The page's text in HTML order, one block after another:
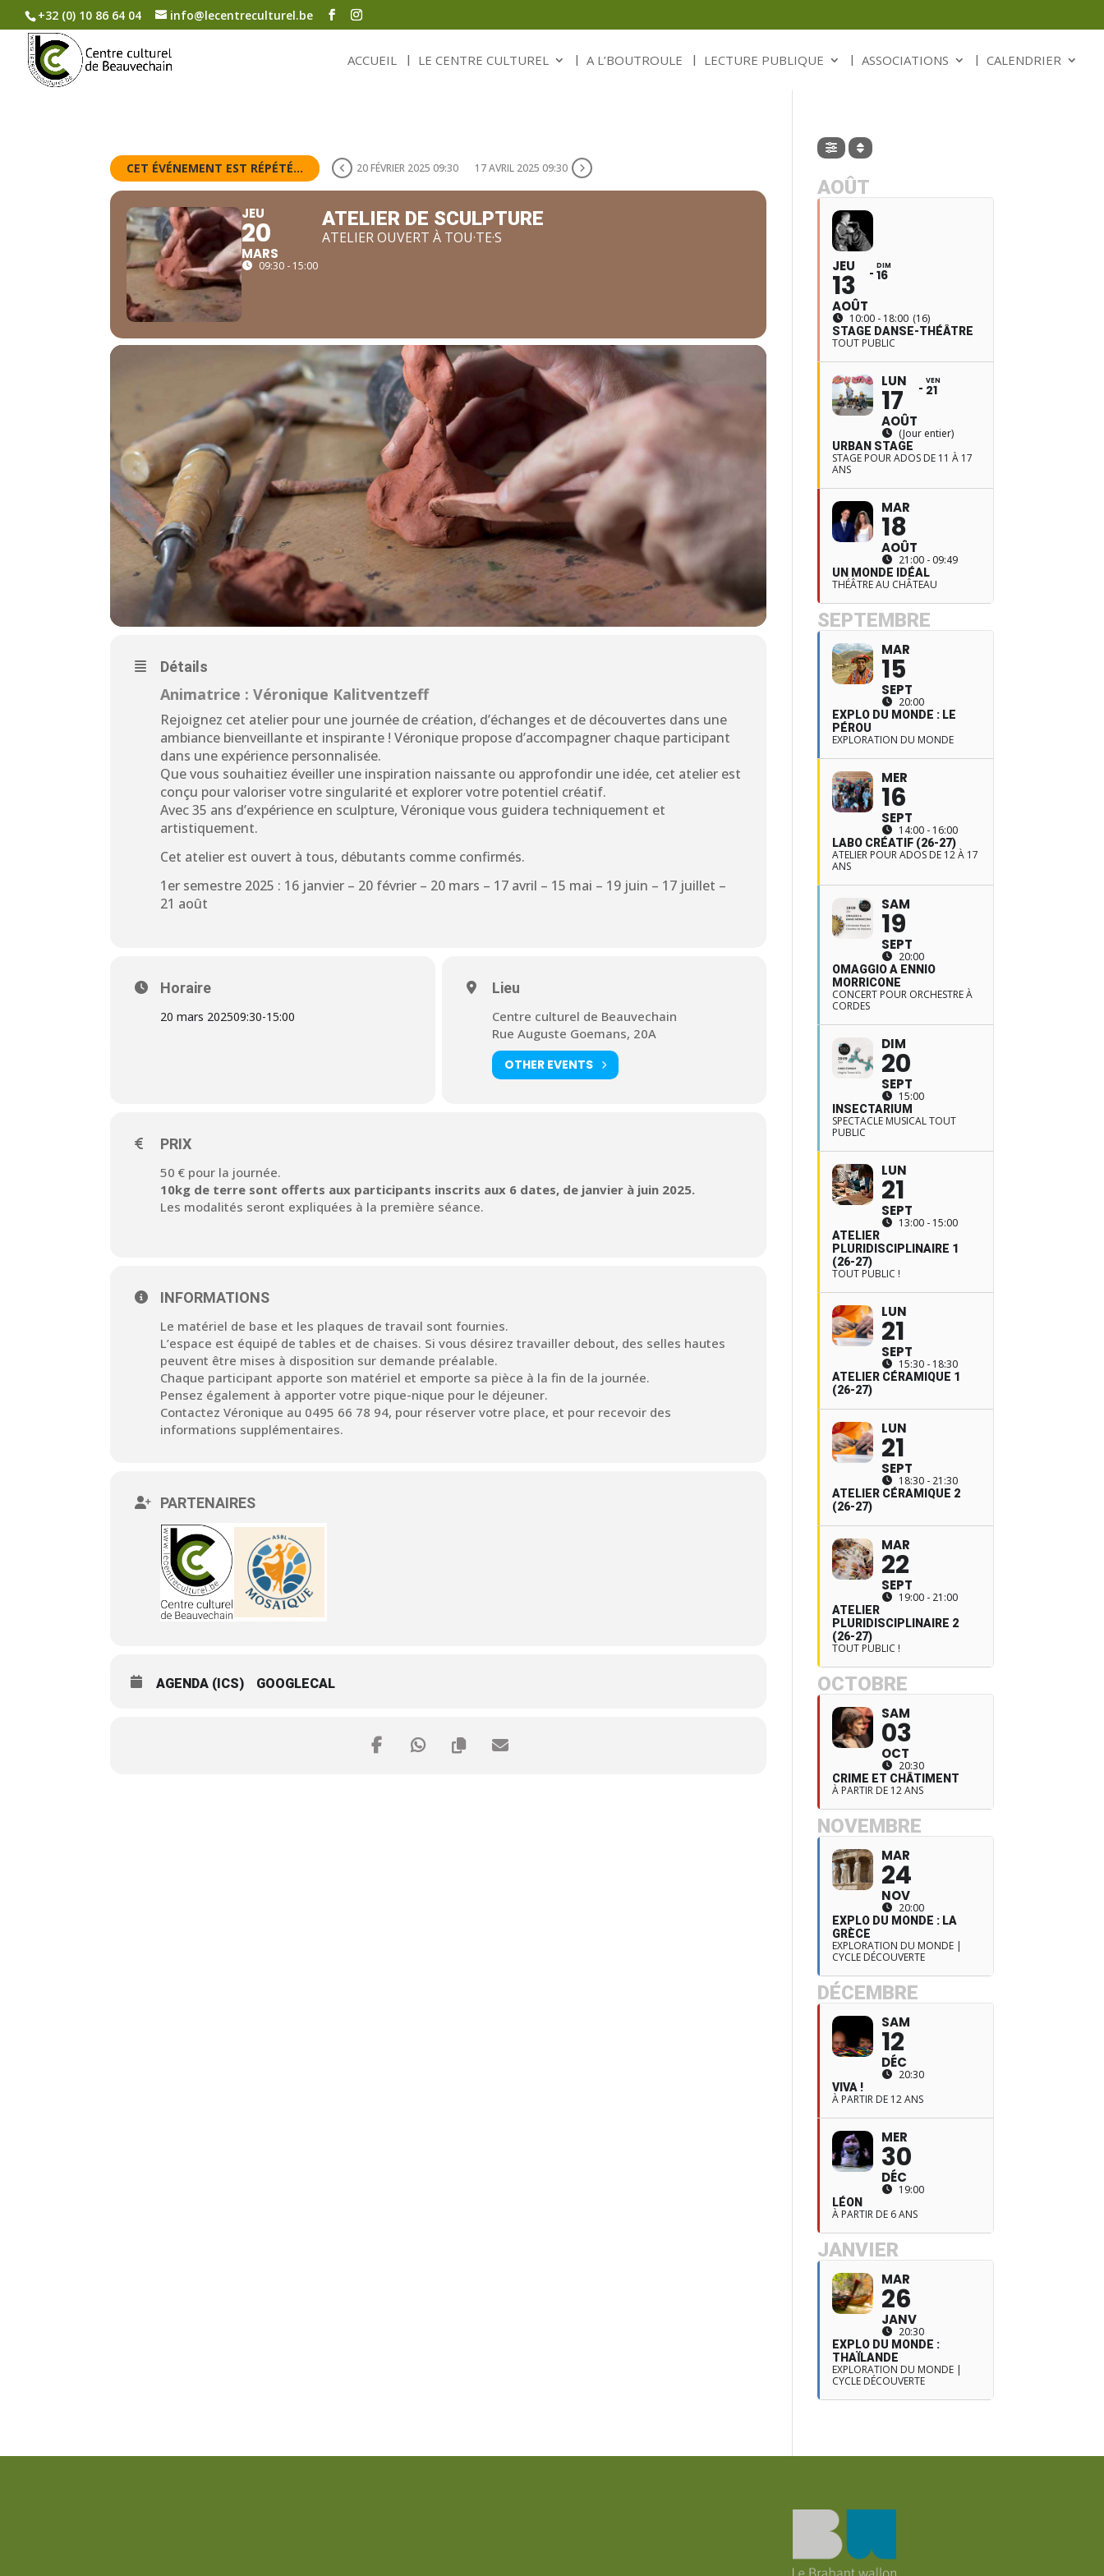
+32 (0) 10 86 64 04 info@lecentreculturel.be
ACCUEIL LE CENTRE CULTUREL A L’BOUTROULE LECTURE PUBLIQUE ASSOCIATIONS CALENDRIER
CET ÉVÉNEMENT EST RÉPÉTÉ... 20 FÉVRIER 2025 09:30 17 AVRIL 2025 09:30
JEU
20
MARS
09:30 - 15:00
ATELIER DE SCULPTURE
ATELIER OUVERT À TOU·TE·S
Détails
Animatrice : Véronique Kalitventzeff
Rejoignez cet atelier pour une journée de création, d’échanges et de découvertes dans une
ambiance bienveillante et inspirante ! Véronique propose d’accompagner chaque participant
dans une expérience personnalisée.
Que vous souhaitiez éveiller une inspiration naissante ou approfondir une idée, cet atelier est
conçu pour valoriser votre singularité et explorer votre potentiel créatif.
Avec 35 ans d’expérience en sculpture, Véronique vous guidera techniquement et
artistiquement.
Cet atelier est ouvert à tous, débutants comme confirmés.
1er semestre 2025 : 16 janvier – 20 février – 20 mars – 17 avril – 15 mai – 19 juin – 17 juillet –
21 août
Horaire
20 mars 202509:30-15:00
Lieu
Centre culturel de Beauvechain
Rue Auguste Goemans, 20A
OTHER EVENTS
PRIX
50 € pour la journée.
10kg de terre sont offerts aux participants inscrits aux 6 dates, de janvier à juin 2025.
Les modalités seront expliquées à la première séance.
INFORMATIONS
Le matériel de base et les plaques de travail sont fournies.
L’espace est équipé de tables et de chaises. Si vous désirez travailler debout, des selles hautes
peuvent être mises à disposition sur demande préalable.
Chaque participant apporte son matériel et emporte sa pièce à la fin de la journée.
Pensez également à apporter votre pique-nique pour le déjeuner.
Contactez Véronique au 0495 66 78 94, pour réserver votre place, et pour recevoir des
informations supplémentaires.
PARTENAIRES
AGENDA (ICS) GOOGLECAL
AOÛT
JEU
13
AOÛT
DIM
16
10:00 - 18:00 (16)
STAGE DANSE-THÉÂTRE
TOUT PUBLIC
LUN
17
AOÛT
VEN
21
(Jour entier)
URBAN STAGE
STAGE POUR ADOS DE 11 À 17
ANS
MAR
18
AOÛT
21:00 - 09:49
UN MONDE IDÉAL
THÉÂTRE AU CHÂTEAU
SEPTEMBRE
MAR
15
SEPT
20:00
EXPLO DU MONDE : LE
PÉROU
EXPLORATION DU MONDE
MER
16
SEPT
14:00 - 16:00
LABO CRÉATIF (26-27)
ATELIER POUR ADOS DE 12 À 17
ANS
SAM
19
SEPT
20:00
OMAGGIO A ENNIO
MORRICONE
CONCERT POUR ORCHESTRE À
CORDES
DIM
20
SEPT
15:00
INSECTARIUM
SPECTACLE MUSICAL TOUT
PUBLIC
LUN
21
SEPT
13:00 - 15:00
ATELIER
PLURIDISCIPLINAIRE 1
(26-27)
TOUT PUBLIC !
LUN
21
SEPT
15:30 - 18:30
ATELIER CÉRAMIQUE 1
(26-27)
LUN
21
SEPT
18:30 - 21:30
ATELIER CÉRAMIQUE 2
(26-27)
MAR
22
SEPT
19:00 - 21:00
ATELIER
PLURIDISCIPLINAIRE 2
(26-27)
TOUT PUBLIC !
OCTOBRE
SAM
03
OCT
20:30
CRIME ET CHÂTIMENT
À PARTIR DE 12 ANS
NOVEMBRE
MAR
24
NOV
20:00
EXPLO DU MONDE : LA
GRÈCE
EXPLORATION DU MONDE |
CYCLE DÉCOUVERTE
DÉCEMBRE
SAM
12
DÉC
20:30
VIVA !
À PARTIR DE 12 ANS
MER
30
DÉC
19:00
LÉON
À PARTIR DE 6 ANS
JANVIER
MAR
26
JANV
20:30
EXPLO DU MONDE :
THAÏLANDE
EXPLORATION DU MONDE |
CYCLE DÉCOUVERTE